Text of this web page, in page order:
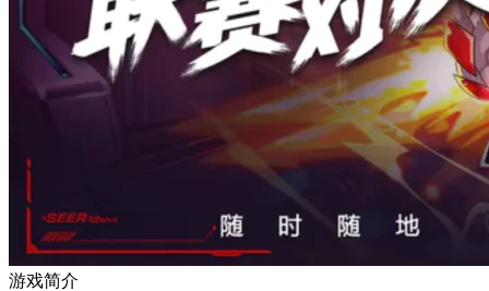
游戏简介